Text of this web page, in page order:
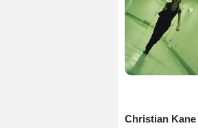
Christian Kane